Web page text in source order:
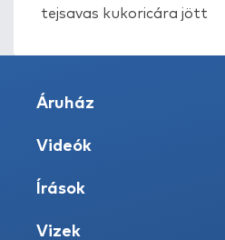
tejsavas kukoricára jött
Áruház
Videók
Írások
Vizek